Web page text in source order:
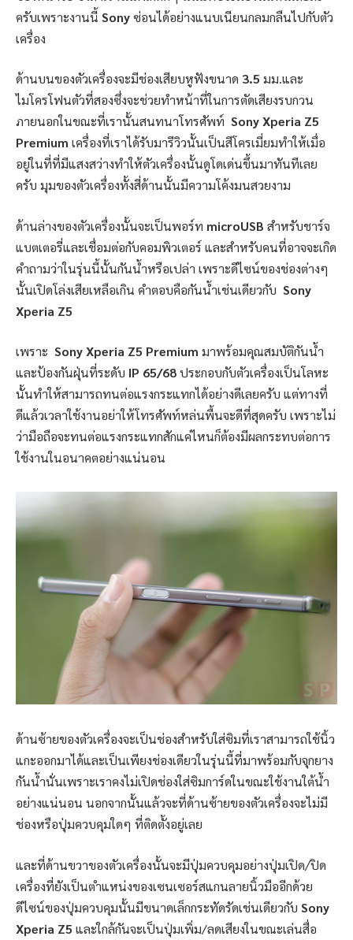
ครับเพราะงานนี้ Sonyซ่อนได้อย่างแนบเนียนกลมกลืนไปกับตัว
เครื่อง
ด้านบนของตัวเครื่องจะมีช่องเสียบหูฟังขนาด 3.5 มม.และ
ไมโครโฟนตัวที่สองซึ่งจะช่วยทำหน้าที่ในการตัดเสียงรบกวน
ภายนอกในขณะที่เรานั้นสนทนาโทรศัพท์ Sony Xperia Z5
Premium เครื่องที่เราได้รับมารีวิวนั้นเป็นสีโครเมี่ยมทำให้เมื่อ
อยู่ในที่ที่มีแสงสว่างทำให้ตัวเครื่องนั้นดูโดเด่นขึ้นมาทันทีเลย
ครับ มุมของตัวเครื่องทั้งสี่ด้านนั้นมีความโค้งมนสวยงาม
ด้านล่างของตัวเครื่องนั้นจะเป็นพอร์ท microUSB สำหรับชาร์จ
แบตเตอรี่และเชื่อมต่อกับคอมพิวเตอร์ และสำหรับคนที่อาจจะเกิด
คำถามว่าในรุ่นนี้นั้นกันน้ำหรือเปล่า เพราะดีไซน์ของช่องต่างๆ
นั้นเปิดโล่งเสียเหลือเกิน คำตอบคือกันน้ำเช่นเดียวกับ Sony
Xperia Z5
เพราะ Sony Xperia Z5 Premium มาพร้อมคุณสมบัติกันน้ำ
และป้องกันฝุ่นที่ระดับ IP 65/68ประกอบกับตัวเครื่องเป็นโลหะ
นั้นทำให้สามารถทนต่อแรงกระแทกได้อย่างดีเลยครับ แต่ทางที่
ดีแล้วเวลาใช้งานอย่าให้โทรศัพท์หล่นพื้นจะดีที่สุดครับ เพราะไม่
ว่ามือถือจะทนต่อแรงกระแทกสักแค่ไหนก็ต้องมีผลกระทบต่อการ
ใช้งานในอนาคตอย่างแน่นอน
ด้านซ้ายของตัวเครื่องจะเป็นช่องสำหรับใส่ซิมที่เราสามารถใช้นิ้ว
แกะออกมาได้และเป็นเพียงช่องเดียวในรุ่นนี้ที่มาพร้อมกับจุกยาง
กันน้ำนั่นเพราะเราคงไม่เปิดช่องใส่ซิมการ์ดในขณะใช้งานใต้น้ำ
อย่างแน่นอน นอกจากนั้นแล้วจะที่ด้านซ้ายของตัวเครื่องจะไม่มี
ช่องหรือปุ่มควบคุมใดๆ ที่ติดตั้งอยู่เลย
และที่ด้านขวาของตัวเครื่องนั้นจะมีปุ่มควบคุมอย่างปุ่มเปิด/ปิด
เครื่องที่ยังเป็นตำแหน่งของเซนเซอร์สแกนลายนิ้วมืออีกด้วย
ดีไซน์ของปุ่มควบคุมนั้นมีขนาดเล็กกระทัดรัดเช่นเดียวกับ Sony
Xperia Z5 และใกล้กันจะเป็นปุ่มเพิ่ม/ลดเสียงในขณะเล่นสื่อ